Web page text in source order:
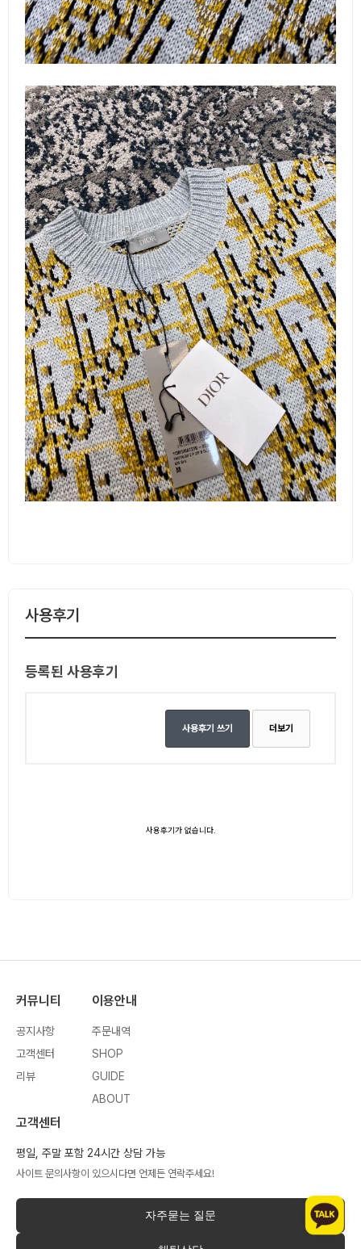
사용후기
등록된 사용후기
사용후기 쓰기 더보기
사용후기가 없습니다.
커뮤니티
공지사항
고객센터
리뷰
이용안내
주문내역
SHOP
GUIDE
ABOUT
고객센터
평일, 주말 포함 24시간 상담 가능
사이트 문의사항이 있으시다면 언제든 연락주세요!
자주묻는 질문